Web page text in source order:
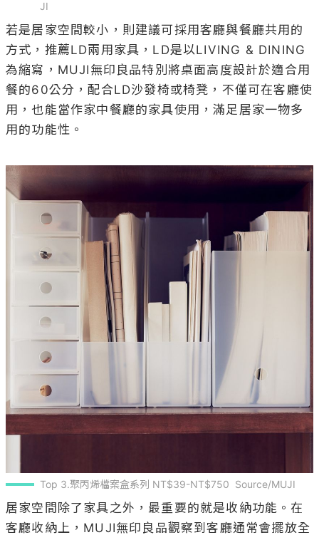
JI
若是居家空間較小，則建議可採用客廳與餐廳共用的
方式，推薦LD兩用家具，LD是以LIVING & DINING
為縮寫，MUJI無印良品特別將桌面高度設計於適合用
餐的60公分，配合LD沙發椅或椅凳，不僅可在客廳使
用，也能當作家中餐廳的家具使用，滿足居家一物多
用的功能性。
Top 3.聚丙烯檔案盒系列 NT$39-NT$750  Source/MUJI
居家空間除了家具之外，最重要的就是收納功能。在
客廳收納上，MUJI無印良品觀察到客廳通常會擺放全